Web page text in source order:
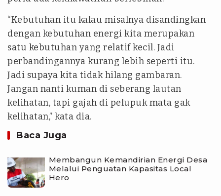
“Kebutuhan itu kalau misalnya disandingkan
dengan kebutuhan energi kita merupakan
satu kebutuhan yang relatif kecil. Jadi
perbandingannya kurang lebih seperti itu.
Jadi supaya kita tidak hilang gambaran.
Jangan nanti kuman di seberang lautan
kelihatan, tapi gajah di pelupuk mata gak
kelihatan,” kata dia.
Baca Juga
Membangun Kemandirian Energi Desa
Melalui Penguatan Kapasitas Local
Hero